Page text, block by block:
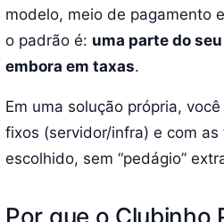
modelo, meio de pagamento
o padrão é: uma parte do
embora em taxas.
Em uma solução própria,
fixos (servidor/infra) e com
escolhido, sem “pedágio”
Por que o Clubinho